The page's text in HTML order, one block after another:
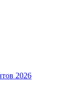
2026